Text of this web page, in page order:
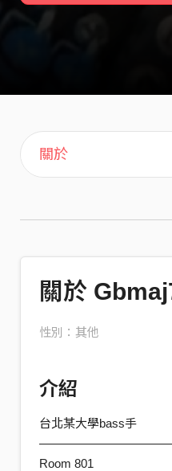
主頁
音樂
關於
關於
性別：其他
介紹
台北某大學bass手
Room 801